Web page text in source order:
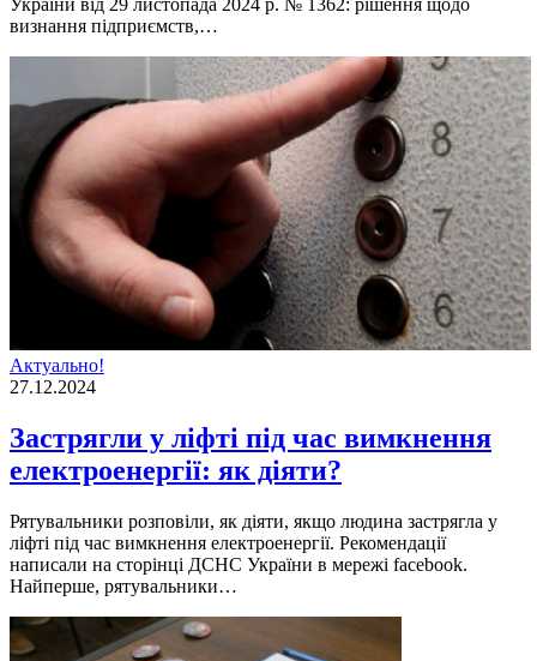
України від 29 листопада 2024 р. № 1362: рішення щодо
визнання підприємств,…
Актуально!
27.12.2024
Застрягли у ліфті під час вимкнення
електроенергії: як діяти?
Рятувальники розповіли, як діяти, якщо людина застрягла у
ліфті під час вимкнення електроенергії. Рекомендації
написали на сторінці ДСНС України в мережі facebook.
Найперше, рятувальники…